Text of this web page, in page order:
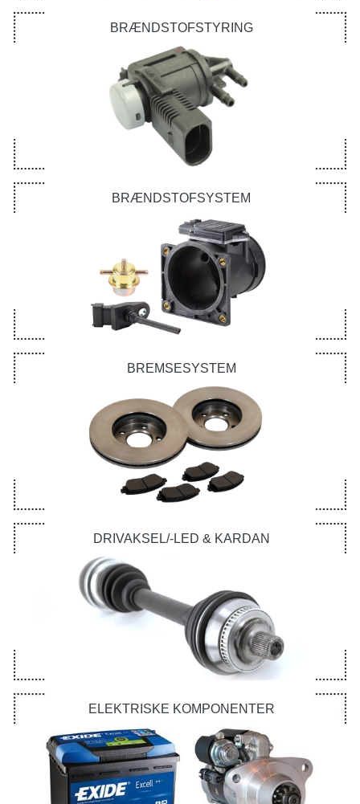
BRÆNDSTOFSTYRING
BRÆNDSTOFSYSTEM
BREMSESYSTEM
DRIVAKSEL/-LED & KARDAN
ELEKTRISKE KOMPONENTER